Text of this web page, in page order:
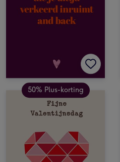
50% Plus-korting